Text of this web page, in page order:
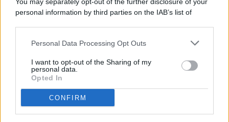
personal information by third parties on the IAB’s list of
This information may also be disclosed by us to third parties
disclose it to other third parties.
Personal Data Processing Opt Outs
I want to opt-out of the Sharing of my
personal data.
Opted In
CONFIRM
PREFERENZE PRIVACY